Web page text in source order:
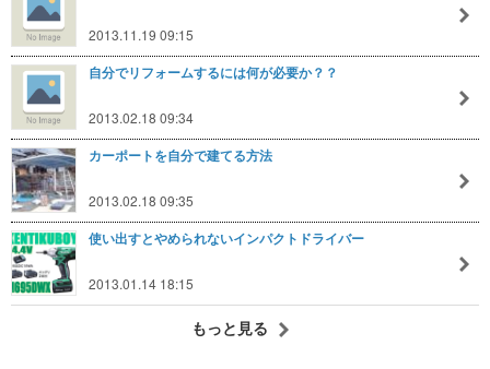
2013.11.19 09:15
自分でリフォームするには何が必要か？？
2013.02.18 09:34
カーポートを自分で建てる方法
2013.02.18 09:35
使い出すとやめられないインパクトドライバー
2013.01.14 18:15
もっと見る